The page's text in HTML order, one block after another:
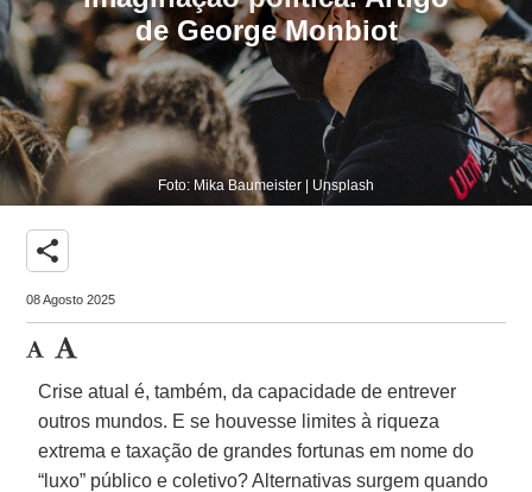
de George Monbiot
Foto: Mika Baumeister | Unsplash
share
08 Agosto 2025
Crise atual é, também, da capacidade de entrever
outros mundos. E se houvesse limites à riqueza
extrema e taxação de grandes fortunas em nome do
“luxo” público e coletivo? Alternativas surgem quando